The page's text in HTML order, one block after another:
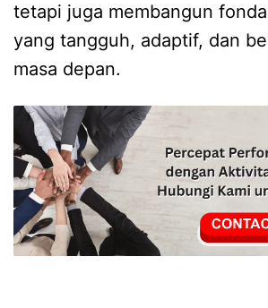
tetapi juga membangun
yang tangguh, adaptif, dan
masa depan.